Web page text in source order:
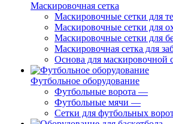
Маскировочная сетка
Маскировочные сетки для
Маскировочные сетки для
Маскировочные сетки для
Маскировочная сетка для
Основа для маскировочной
Футбольное оборудование
Футбольные ворота —
Футбольные мячи —
Сетки для футбольных